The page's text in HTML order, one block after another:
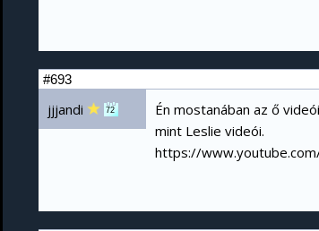
#693
jjjandi 72
Én mostanában az ő
mint Leslie videói.
https://